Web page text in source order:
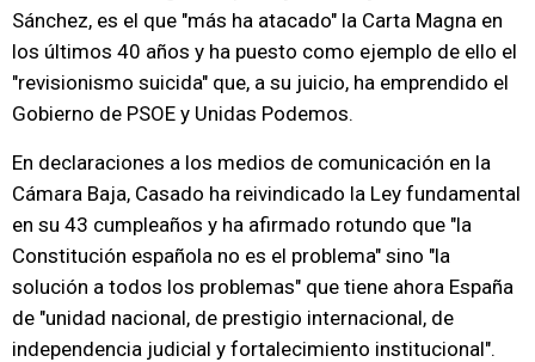
Sánchez, es el que "más ha atacado" la Carta Magna en
los últimos 40 años y ha puesto como ejemplo de ello el
"revisionismo suicida" que, a su juicio, ha emprendido el
Gobierno de PSOE y Unidas Podemos.
En declaraciones a los medios de comunicación en la
Cámara Baja, Casado ha reivindicado la Ley fundamental
en su 43 cumpleaños y ha afirmado rotundo que "la
Constitución española no es el problema" sino "la
solución a todos los problemas" que tiene ahora España
de "unidad nacional, de prestigio internacional, de
independencia judicial y fortalecimiento institucional".